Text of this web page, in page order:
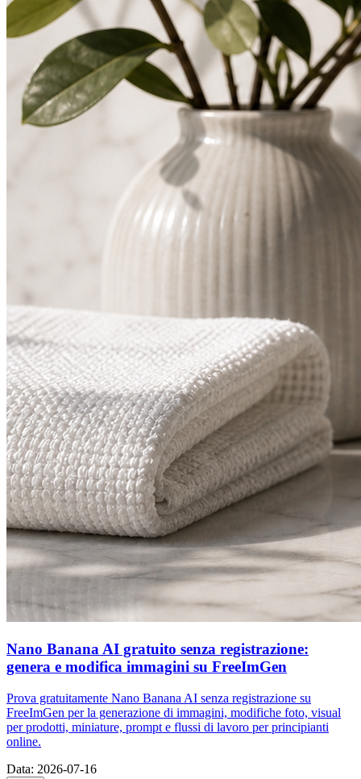
Nano Banana AI gratuito senza registrazione:
genera e modifica immagini su FreeImGen
Prova gratuitamente Nano Banana AI senza registrazione su
FreeImGen per la generazione di immagini, modifiche foto, visual
per prodotti, miniature, prompt e flussi di lavoro per principianti
online.
Data: 2026-07-16